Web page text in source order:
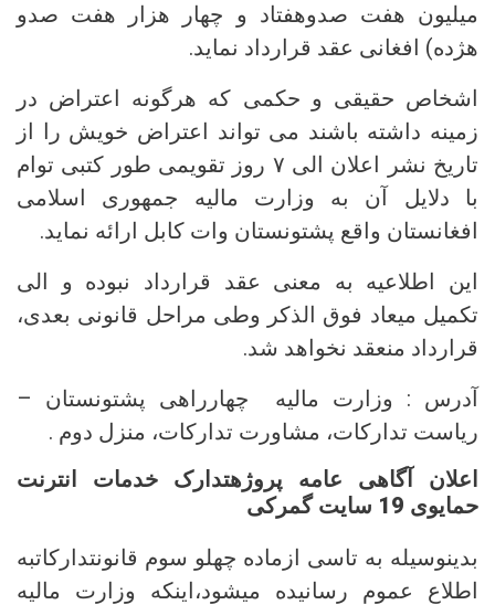
میلیون هفت صدوهفتاد و چهار هزار هفت صدو
هژده) افغانی عقد قرارداد نماید.
اشخاص حقیقی و حکمی که هرگونه اعتراض در
زمینه داشته باشند می تواند اعتراض خویش را از
تاریخ نشر اعلان الی ۷ روز تقویمی طور کتبی توام
با دلایل آن به وزارت مالیه جمهوری اسلامی
افغانستان واقع پشتونستان وات کابل ارائه نماید.
این اطلاعیه به معنی عقد قرارداد نبوده و الی
تکمیل میعاد فوق الذکر وطی مراحل قانونی بعدی،
قرارداد منعقد نخواهد شد.
آدرس : وزارت مالیه چهارراهی پشتونستان –
ریاست تدارکات، مشاورت تدارکات، منزل دوم .
اعلان آگاهی عامه پروژهتدارک خدمات انترنت
حمایوی 19 سایت گمرکی
بدینوسیله به تاسی ازماده چهلو سوم قانونتدارکاتبه
اطلاع عموم رسانیده میشود،اینکه وزارت مالیه